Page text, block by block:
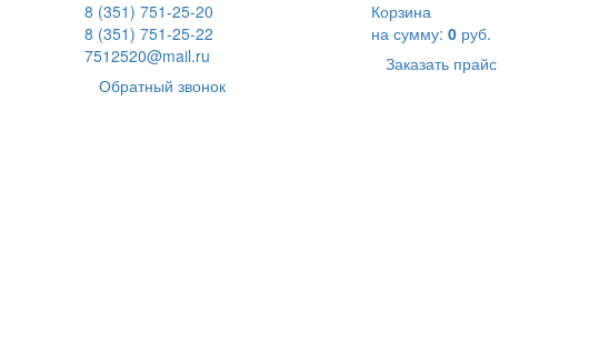
8 (351) 751-25-20
8 (351) 751-25-22
7512520@mail.ru
Обратный звонок
Корзина
на сумму: 0 руб.
Заказать прайс